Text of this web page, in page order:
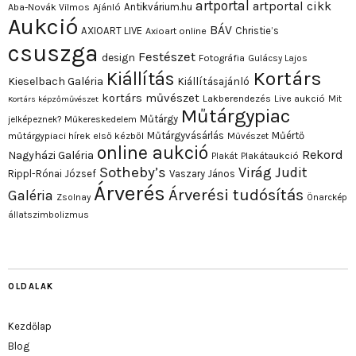
Aba-Novák Vilmos Ajánló Antikvárium.hu artportal artportal cikk
Aukció AXIOART LIVE Axioart online BÁV Christie’s
csuszga design Festészet Fotográfia Gulácsy Lajos
Kieselbach Galéria Kiállítás Kiállításajánló Kortárs
Kortárs képzőművészet kortárs művészet Lakberendezés Live aukció Mit
jelképeznek? Műkereskedelem Műtárgy Műtárgypiac
műtárgypiaci hírek első kézből Műtárgyvásárlás Művészet Műértő
Nagyházi Galéria online aukció Plakát Plakátaukció Rekord
Rippl-Rónai József Sotheby’s Vaszary János Virág Judit
Galéria Zsolnay Árverés Árverési tudósítás Önarckép
állatszimbolizmus
OLDALAK
Kezdőlap
Blog